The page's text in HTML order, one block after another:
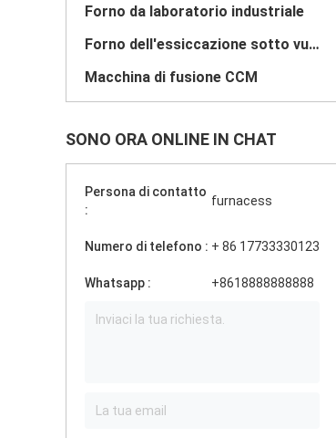
Forno da laboratorio industriale
Forno dell'essiccazione sotto vuoto
Macchina di fusione CCM
SONO ORA ONLINE IN CHAT
Persona di contatto
:
furnacess
Numero di telefono : + 86 17733330123
Whatsapp : +8618888888888